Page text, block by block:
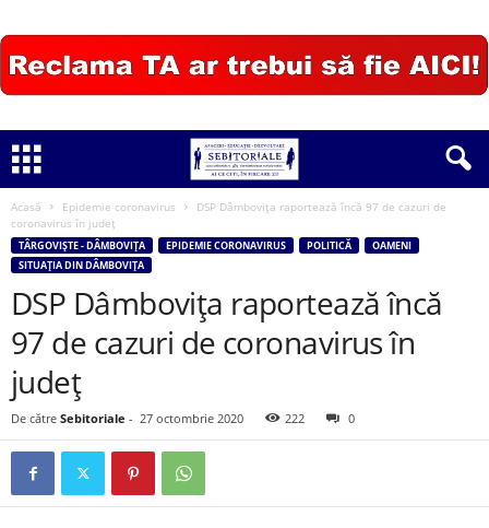
Acasă Epidemie coronavirus
DSP Dâmbovița raportează încă 97 de cazuri de
coronavirus în județ
TÂRGOVIȘTE - DÂMBOVIȚA EPIDEMIE CORONAVIRUS POLITICĂ
OAMENI
SITUAȚIA DIN DÂMBOVIȚA
DSP Dâmbovița raportează încă
97 de cazuri de coronavirus în
județ
De către Sebitoriale - 27 octombrie 2020 222 0